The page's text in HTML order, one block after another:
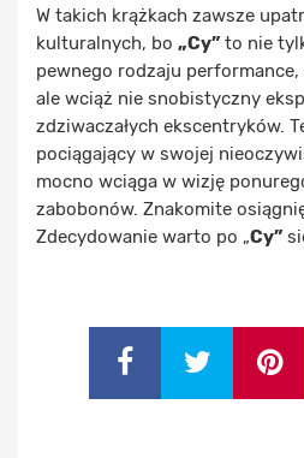
W takich krążkach zawsze
kulturalnych, bo „Cy” to nie
pewnego rodzaju
ale wciąż nie snobistyczny
zdziwaczałych ekscentryków.
pociągający w swojej
mocno wciąga w wizję
zabobonów. Znakomite
Zdecydowanie warto po „Cy”